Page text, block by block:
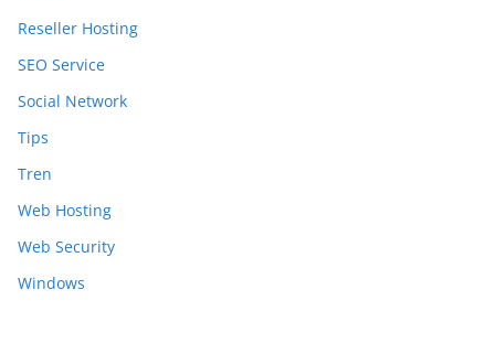
Reseller Hosting
SEO Service
Social Network
Tips
Tren
Web Hosting
Web Security
Windows